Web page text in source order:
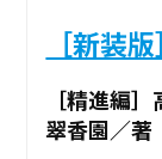
［新装
［精進編
翠香園／著